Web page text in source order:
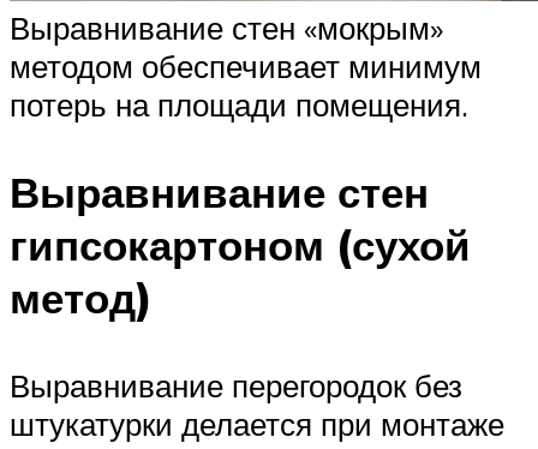
Выравнивание стен «мокрым»
методом обеспечивает минимум
потерь на площади помещения.
Выравнивание стен
гипсокартоном (сухой
метод)
Выравнивание перегородок без
штукатурки делается при монтаже